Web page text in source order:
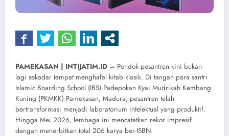
​PAMEKASAN | INTIJATIM.ID – Pondok pesantren kini bukan
lagi sekadar tempat menghafal kitab klasik. Di tangan para santri
Islamic Boarding School (IBS) Padepokan Kyai Mudrikah Kembang
Kuning (PKMKK) Pamekasan, Madura, pesantren telah
bertransformasi menjadi laboratorium intelektual yang produktif.
Hingga Mei 2026, lembaga ini mencatatkan rekor impresif
dengan menerbitkan total 206 karya ber-ISBN.